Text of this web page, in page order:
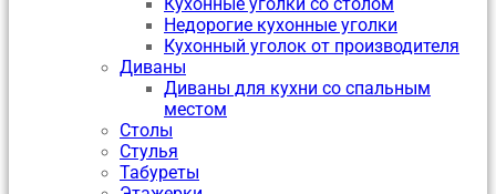
Недорогие кухонные уголки
Кухонный уголок от производителя
Диваны
Диваны для кухни со спальным
местом
Столы
Стулья
Табуреты